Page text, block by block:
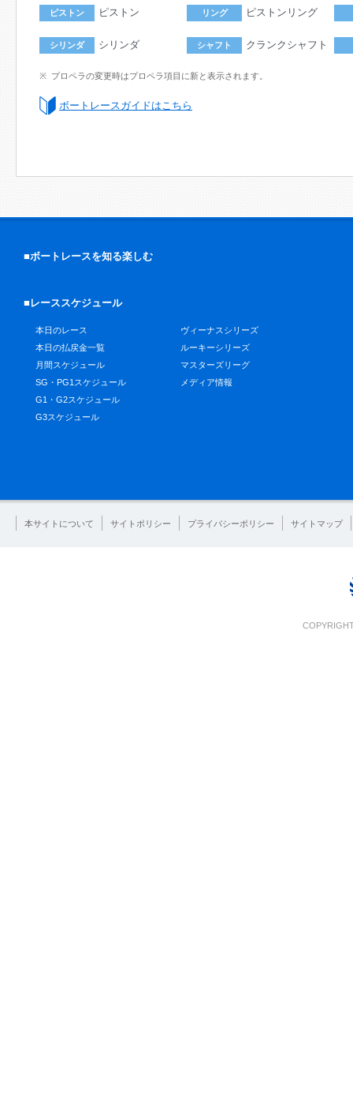
ピストン ピストン リング ピストンリング
シリンダ シリンダ シャフト クランクシャフト
プロペラの変更時はプロペラ項目に新と表示されます。
ボートレースガイドはこちら
■ボートレースを知る楽しむ
■レーススケジュール
本日のレース
本日の払戻金一覧
月間スケジュール
SG・PG1スケジュール
G1・G2スケジュール
G3スケジュール
ヴィーナスシリーズ
ルーキーシリーズ
マスターズリーグ
メディア情報
本サイトについて サイトポリシー プライバシーポリシー サイトマップ